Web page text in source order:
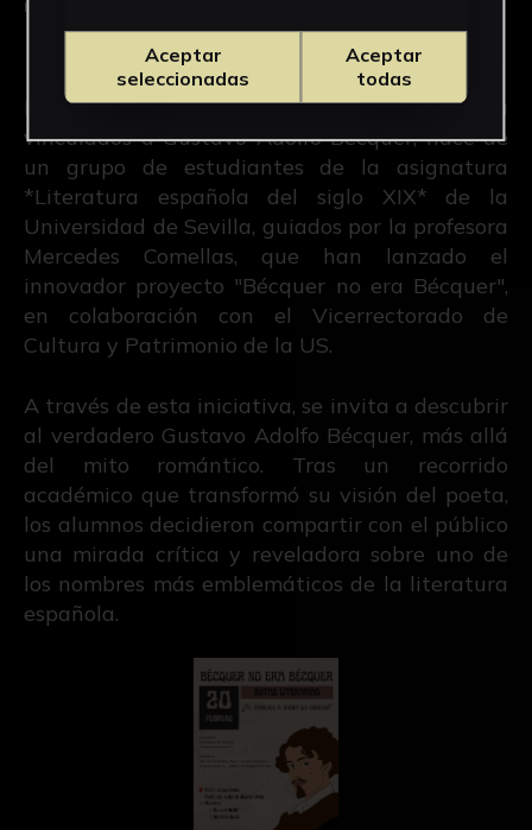
Inicio
Visitas Guiadas Bécquer no era Bécquer
Esta visita guiada por espacios de Sevilla
vinculados a Gustavo Adolfo Bécquer, nace de
un grupo de estudiantes de la asignatura
*Literatura española del siglo XIX* de la
Universidad de Sevilla, guiados por la profesora
Mercedes Comellas, que han lanzado el
innovador proyecto "Bécquer no era Bécquer",
en colaboración con el Vicerrectorado de
Cultura y Patrimonio de la US.
A través de esta iniciativa, se invita a descubrir
al verdadero Gustavo Adolfo Bécquer, más allá
del mito romántico. Tras un recorrido
académico que transformó su visión del poeta,
los alumnos decidieron compartir con el público
una mirada crítica y reveladora sobre uno de
los nombres más emblemáticos de la literatura
española.
Aceptar
seleccionadas
Aceptar
todas